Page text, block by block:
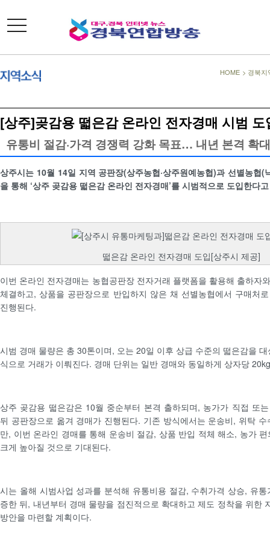
toggle
navigation
HOME > 경북지
[상주]곶감용 떫은감 온라인 전자경매 시범 도
유통비 절감·가격 경쟁력 강화 목표… 내년 본격 확
상주시는 10월 14일 지역 공판장(상주농협·상주원예농협)과 선별농협(
을 통해 ‘상주 곶감용 떫은감 온라인 전자경매’를 시범적으로 도입한다
떫은감 온라인 전자경매 도입[상주시 제공]
이번 온라인 전자경매는 농협공판장 전자거래 플랫폼을 활용해 출하자
체결하고, 상품을 공판장으로 반입하지 않은 채 선별농협에서 구매처
진행된다.
시범 경매 물량은 총 30톤이며, 오는 20일 이후 상급 수준의 떫은감을
식으로 거래가 이뤄진다. 경매 단위는 일반 경매와 동일하게 상자당
상주 곶감용 떫은감은 10월 중순부터 본격 출하되며, 농가가 직접 또
뒤 공판장으로 옮겨 경매가 진행된다. 기존 방식에서는 운송비, 위탁
만, 이번 온라인 경매를 통해 운송비 절감, 상품 반입 적체 해소, 농가
크게 높아질 것으로 기대된다.
시는 올해 시범사업 성과를 분석해 유통비용 절감, 수취가격 상승, 유
증한 뒤, 내년부터 경매 물량을 점진적으로 확대하고 제도 정착을 위한
방안을 마련할 계획이다.